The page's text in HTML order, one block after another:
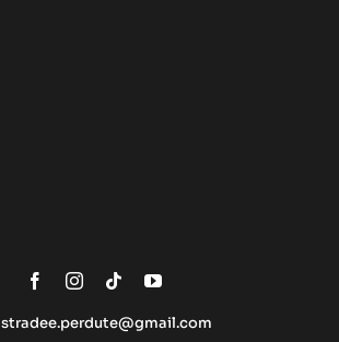
stradee.perdute@gmail.com